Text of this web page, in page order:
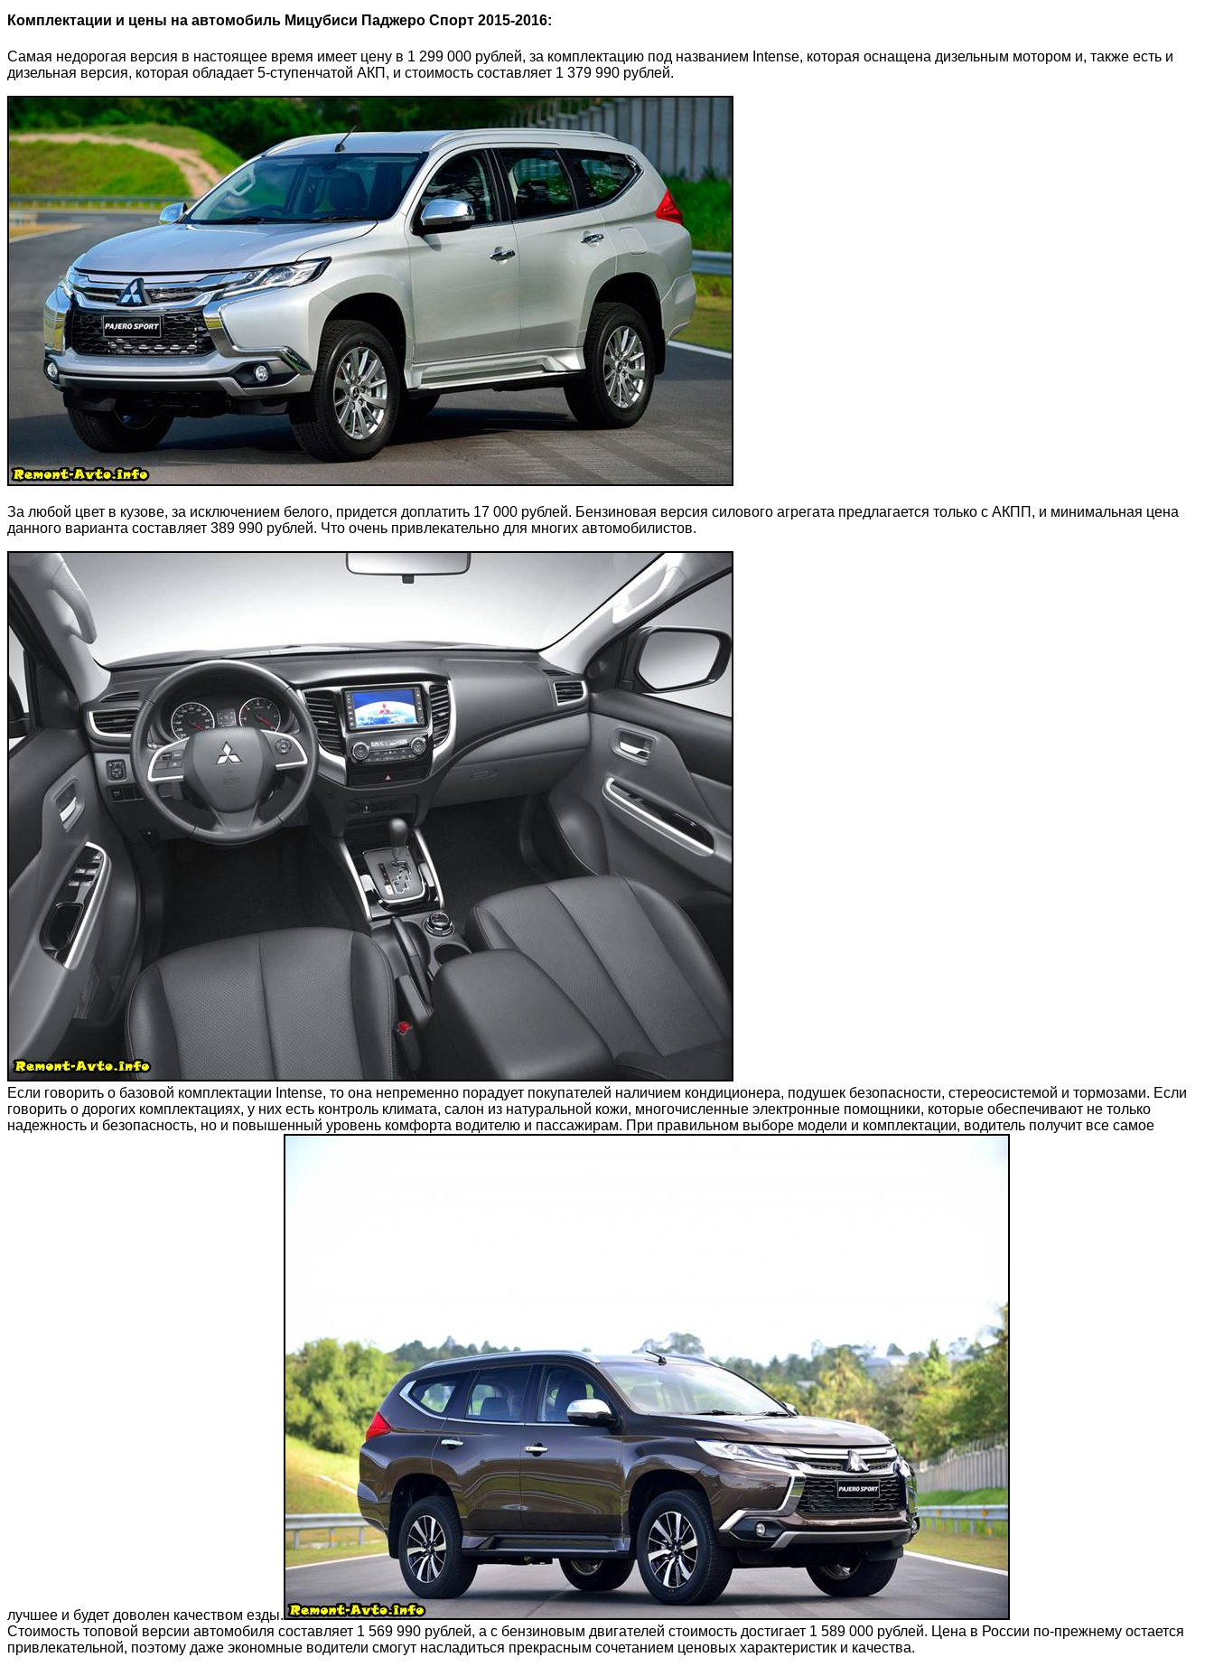
Комплектации и цены на автомобиль Мицубиси Паджеро Спорт 2015-2016:
Самая недорогая версия в настоящее время имеет цену в 1 299 000 рублей, за комплектацию под названием Intense, которая оснащена дизельным мотором и, также есть и
дизельная версия, которая обладает 5-ступенчатой АКП, и стоимость составляет 1 379 990 рублей.
За любой цвет в кузове, за исключением белого, придется доплатить 17 000 рублей. Бензиновая версия силового агрегата предлагается только с АКПП, и минимальная цена
данного варианта составляет 389 990 рублей. Что очень привлекательно для многих автомобилистов.
Если говорить о базовой комплектации Intense, то она непременно порадует покупателей наличием кондиционера, подушек безопасности, стереосистемой и тормозами. Если
говорить о дорогих комплектациях, у них есть контроль климата, салон из натуральной кожи, многочисленные электронные помощники, которые обеспечивают не только
надежность и безопасность, но и повышенный уровень комфорта водителю и пассажирам. При правильном выборе модели и комплектации, водитель получит все самое
лучшее и будет доволен качеством езды.
Стоимость топовой версии автомобиля составляет 1 569 990 рублей, а с бензиновым двигателей стоимость достигает 1 589 000 рублей. Цена в России по-прежнему остается
привлекательной, поэтому даже экономные водители смогут насладиться прекрасным сочетанием ценовых характеристик и качества.